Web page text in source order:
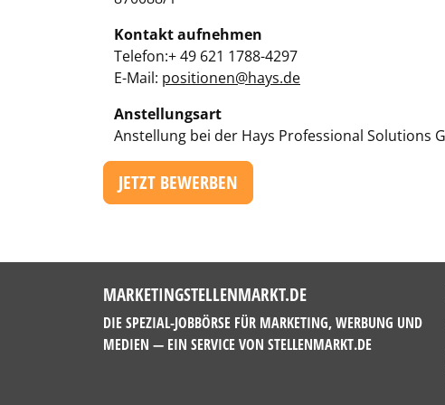
Kontakt aufnehmen
Telefon:+ 49 621 1788-4297
E-Mail: positionen@hays.de
Anstellungsart
Anstellung bei der Hays Professional Solutions
JETZT BEWERBEN
MARKETINGSTELLENMARKT.DE
DIE SPEZIAL-JOBBÖRSE FÜR MARKETING, WERBUNG UND
MEDIEN — EIN SERVICE VON STELLENMARKT.DE